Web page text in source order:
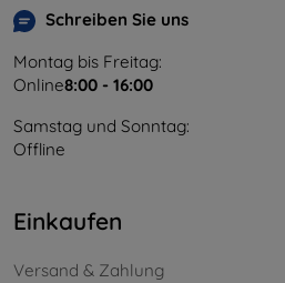
Schreiben Sie uns
Montag bis Freitag:
Online8:00 - 16:00
Samstag und Sonntag:
Offline
Einkaufen
Versand & Zahlung